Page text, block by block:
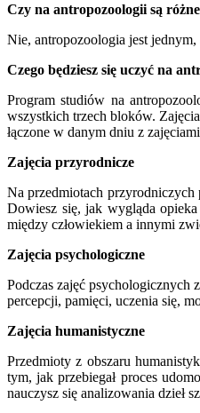
Czy na antropozoologii są
Nie, antropozoologia jest
Czego będziesz się uczyć na
Program studiów na
wszystkich trzech bloków.
łączone w danym dniu z
Zajęcia przyrodnicze
Na przedmiotach
Dowiesz się, jak wygląda
między człowiekiem a innymi
Zajęcia psychologiczne
Podczas zajęć psychologicznych
percepcji, pamięci, uczenia się,
Zajęcia humanistyczne
Przedmioty z obszaru
tym, jak przebiegał proces
nauczysz się analizowania dzieł